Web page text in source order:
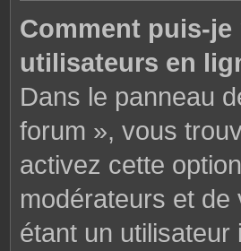
Comment puis-je
utilisateurs en
Dans le panneau
forum », vous
activez cette
modérateurs et
étant un utilisateur